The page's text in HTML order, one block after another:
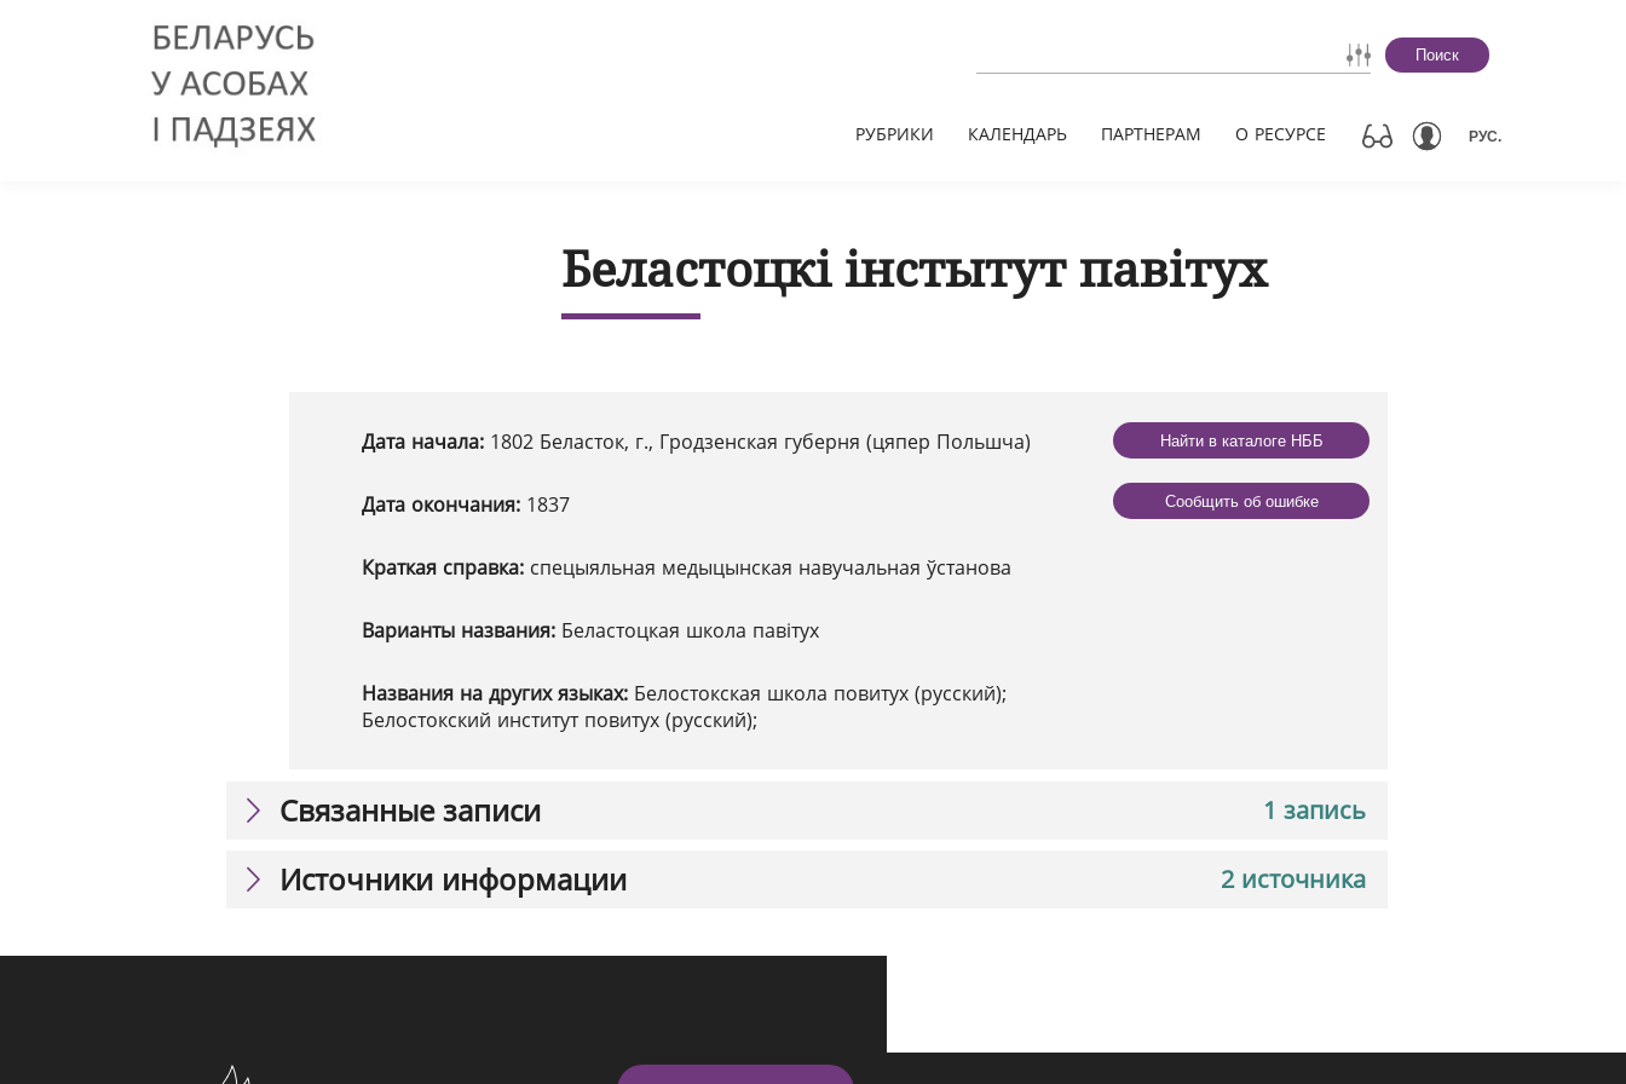
Поиск
РУБРИКИ КАЛЕНДАРЬ ПАРТНЕРАМ О РЕСУРСЕ РУС.
Беластоцкі інстытут павітух
Дата начала: 1802 Беласток, г., Гродзенская губерня (цяпер Польшча)
Дата окончания: 1837
Краткая справка: спецыяльная медыцынская навучальная ўстанова
Варианты названия: Беластоцкая школа павітух
Названия на других языках: Белостокская школа повитух (русский);
Белостокский институт повитух (русский);
Найти в каталоге НББ
Сообщить об ошибке
1 запись
Связанные записи
2 источника
Источники информации